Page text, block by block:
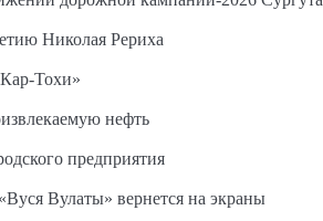
Николая Рериха
Тохи»
нефть
предприятия
Вулаты» вернется на экраны